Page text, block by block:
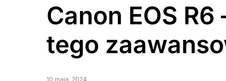
Canon EOS
tego
10 maja, 2024